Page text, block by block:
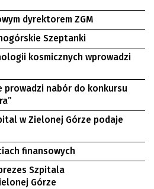
dyrektorem ZGM
Szeptanki
kosmicznych wprowadzi
prowadzi nabór do konkursu
w Zielonej Górze podaje
finansowych
Szpitala
Górze